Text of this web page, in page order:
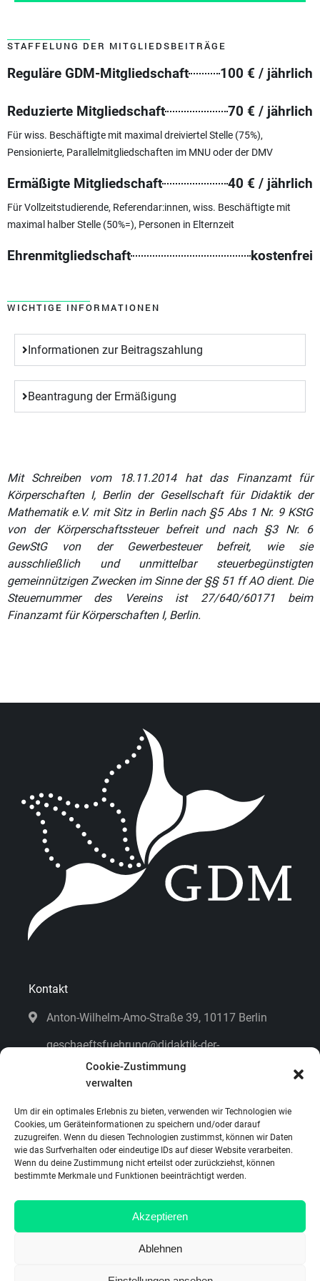
Cookie-Zustimmung
verwalten
Um dir ein optimales Erlebnis zu bieten, verwenden wir Technologien wie
Cookies, um Geräteinformationen zu speichern und/oder darauf
zuzugreifen. Wenn du diesen Technologien zustimmst, können wir Daten
wie das Surfverhalten oder eindeutige IDs auf dieser Website verarbeiten.
Wenn du deine Zustimmung nicht erteilst oder zurückziehst, können
bestimmte Merkmale und Funktionen beeinträchtigt werden.
Akzeptieren
Ablehnen
Mitglieder der GDM zahlen für den Besuch der
STAFFELUNG DER MITGLIEDSBEITRÄGE
Reguläre GDM-Mitgliedschaft 100 € / jährlich
Reduzierte Mitgliedschaft 70 € / jährlich
Für wiss. Beschäftigte mit maximal dreiviertel Stelle (75%),
Pensionierte, Parallelmitgliedschaften im MNU oder der DMV
Ermäßigte Mitgliedschaft 40 € / jährlich
Für Vollzeitstudierende, Referendar:innen, wiss. Beschäftigte mit
maximal halber Stelle (50%=), Personen in Elternzeit
Ehrenmitgliedschaft kostenfrei
WICHTIGE INFORMATIONEN
Informationen zur Beitragszahlung
Beantragung der Ermäßigung
Mit Schreiben vom 18.11.2014 hat das Finanzamt für
Körperschaften I, Berlin der Gesellschaft für Didaktik der
Mathematik e.V. mit Sitz in Berlin nach §5 Abs 1 Nr. 9 KStG
von der Körperschaftssteuer befreit und nach §3 Nr. 6
GewStG von der Gewerbesteuer befreit, wie sie
ausschließlich und unmittelbar steuerbegünstigten
gemeinnützigen Zwecken im Sinne der §§ 51 ff AO dient. Die
Steuernummer des Vereins ist 27/640/60171 beim
Finanzamt für Körperschaften I, Berlin.
Kontakt
Anton-Wilhelm-Amo-Straße 39, 10117 Berlin
geschaeftsfuehrung@didaktik-der-
mathematik.de
Kontaktformular
Fehler melden
Lizenzen und Bildrechte